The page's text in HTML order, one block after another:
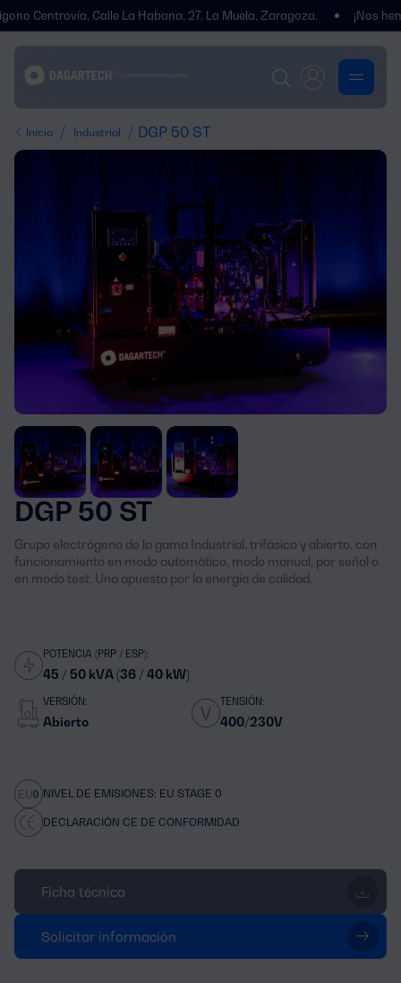
Calle La Habana, 27, La Muela, Zaragoza. ¡Nos hemos
Inicio / Industrial / DGP 50 ST
DGP 50 ST
Grupo electrógeno de la gama Industrial, trifásico y abierto, con
funcionamiento en modo automático, modo manual, por señal o
en modo test. Una apuesta por la energía de calidad.
POTENCIA (PRP / ESP):
45 / 50 kVA (36 / 40 kW)
VERSIÓN:
Abierto
TENSIÓN:
400/230V
NIVEL DE EMISIONES: EU STAGE 0
DECLARACIÓN CE DE CONFORMIDAD
Ficha técnica
Solicitar información